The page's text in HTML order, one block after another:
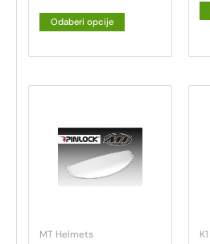
Odaberi opcije
MT Helmets K1